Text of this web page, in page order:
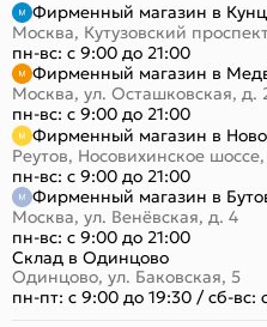
Фирменный магазин в
Москва, Кутузовский
пн-вс: с 9:00 до 21:00
Фирменный магазин в
Москва, ул. Осташковская, д.
пн-вс: с 9:00 до 21:00
Фирменный магазин в
Реутов, Носовихинское
пн-вс: с 9:00 до 21:00
Фирменный магазин в
Москва, ул. Венёвская, д. 4
пн-вс: с 9:00 до 21:00
Склад в Одинцово
Одинцово, ул. Баковская, 5
пн-пт: с 9:00 до 19:30 /сб-вс: